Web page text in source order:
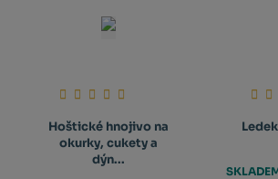
Hoštické hnojivo na
okurky, cukety a
dýn...